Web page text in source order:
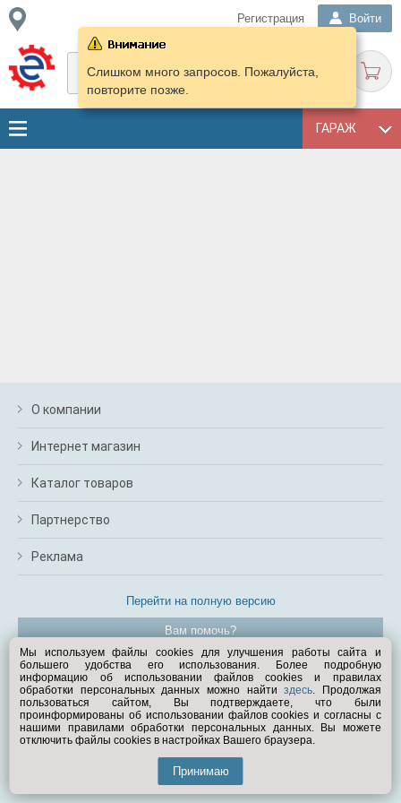
Регистрация Войти
ГАРАЖ
Слишком много запросов. Пожалуйста,
повторите позже.
О компании
Интернет магазин
Каталог товаров
Партнерство
Реклама
Перейти на полную версию
Вам помочь?
© Exist.ru 1998—2026
Мы используем файлы cookies для улучшения работы сайта и
большего удобства его использования. Более подробную
информацию об использовании файлов cookies и правилах
обработки персональных данных можно найтиздесь. Продолжая
пользоваться сайтом, Вы подтверждаете, что были
проинформированы об использовании файлов cookies и согласны с
нашими правилами обработки персональных данных. Вы можете
отключить файлы cookies в настройках Вашего браузера.
Принимаю